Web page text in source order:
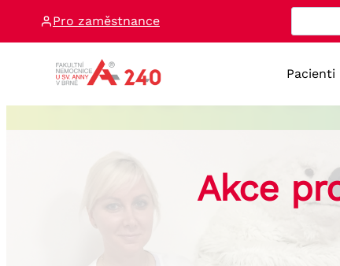
obsah
Pro zaměstnance
Pacienti
Akce